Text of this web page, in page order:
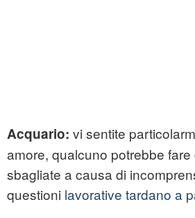
Acquario: vi sentite
amore, qualcuno potrebbe fare
sbagliate a causa di
questioni lavorative tardano a